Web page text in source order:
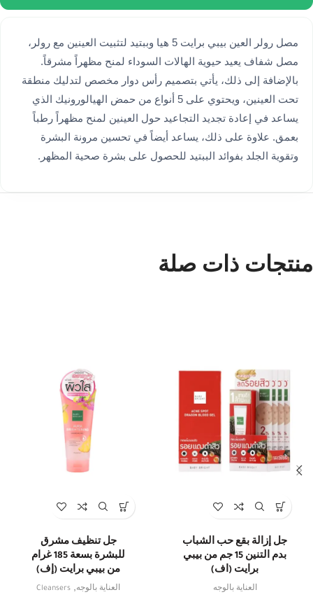
مصل رولر العين بيبي برايت 5 هيا وببتيد لتثبيت العينين مع رولر،
مصل شفاف يعيد حيوية الهالات السوداء لمنح مظهراً مشرقاً.
بالإضافة إلى ذلك، يأتي بتصميم رأس دوار مخصص لتدليك منطقة
تحت العينين، ويحتوي على 5 أنواع من حمض الهيالورونيك الذي
يساعد في إعادة تجديد التجاعيد حول العينين لمنح مظهراً رطباً
بعمق. علاوة على ذلك، يساعد أيضاً في تحسين مرونة البشرة
وتقوية الجلد بفوائد الببتيد للحصول على بشرة صحية المظهر.
منتجات ذات صلة
جل إزالة بقع حب الشباب
بدم التنين 15 جم من بيبي
برايت (اف)
العناية بالوجه
جل تنظيف مشرق
للبشرة بسعة 185 غرام
من بيبي برايت (إف)
العناية بالوجه,
Cleansers